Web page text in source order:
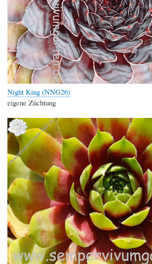
Night King (NNG26)
eigene Züchtung